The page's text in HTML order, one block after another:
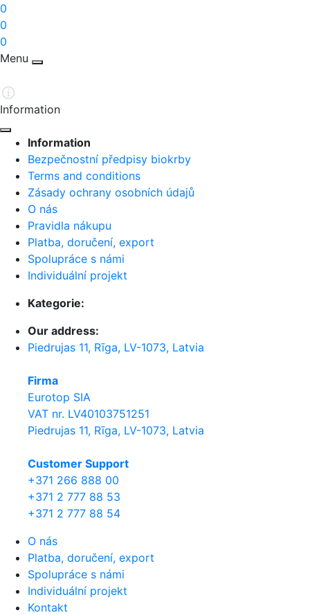
0
0
0
Menu
Information
Information
Bezpečnostní předpisy biokrby
Terms and conditions
Zásady ochrany osobních údajů
O nás
Pravidla nákupu
Platba, doručení, export
Spolupráce s námi
Individuální projekt
Kategorie:
Our address:
Piedrujas 11, Rīga, LV-1073, Latvia
Firma
Eurotop SIA
VAT nr. LV40103751251
Piedrujas 11, Rīga, LV-1073, Latvia
Сustomer Support
+371 266 888 00
+371 2 777 88 53
+371 2 777 88 54
O nás
Platba, doručení, export
Spolupráce s námi
Individuální projekt
Kontakt